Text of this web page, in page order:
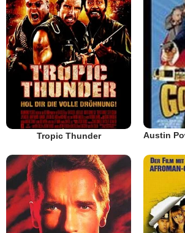
Tropic Thunder